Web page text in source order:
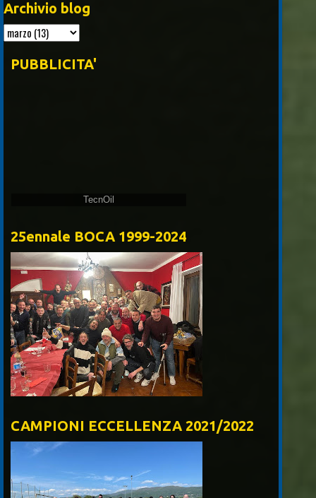
Archivio blog
PUBBLICITA'
TecnOil
25ennale BOCA 1999-2024
CAMPIONI ECCELLENZA 2021/2022